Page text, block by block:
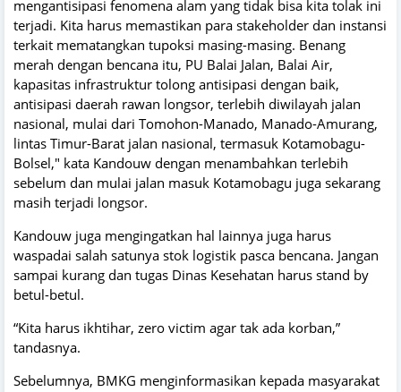
mengantisipasi fenomena alam yang tidak bisa kita tolak ini
terjadi. Kita harus memastikan para stakeholder dan instansi
terkait mematangkan tupoksi masing-masing. Benang
merah dengan bencana itu, PU Balai Jalan, Balai Air,
kapasitas infrastruktur tolong antisipasi dengan baik,
antisipasi daerah rawan longsor, terlebih diwilayah jalan
nasional, mulai dari Tomohon-Manado, Manado-Amurang,
lintas Timur-Barat jalan nasional, termasuk Kotamobagu-
Bolsel," kata Kandouw dengan menambahkan terlebih
sebelum dan mulai jalan masuk Kotamobagu juga sekarang
masih terjadi longsor.
Kandouw juga mengingatkan hal lainnya juga harus
waspadai salah satunya stok logistik pasca bencana. Jangan
sampai kurang dan tugas Dinas Kesehatan harus stand by
betul-betul.
“Kita harus ikhtihar, zero victim agar tak ada korban,”
tandasnya.
Sebelumnya, BMKG menginformasikan kepada masyarakat